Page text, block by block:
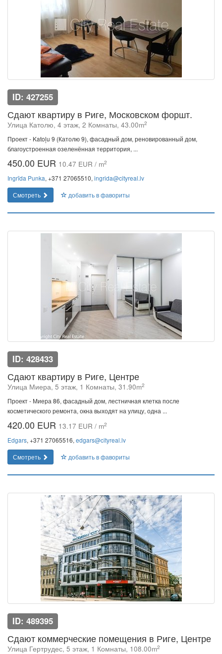
ID: 427255
Сдают квартиру в Риге, Московском форшт.
Улица Католю, 4 этаж, 2 Комнаты, 43.00m2
Проект - Katoļu 9 (Католю 9), фасадный дом, реновированный дом,
благоустроенная озеленённая территория, ...
450.00 EUR 10.47 EUR / m2
Ingrīda Punka, +371 27065510, ingrida@cityreal.lv
Смотреть
добавить в фавориты
ID: 428433
Сдают квартиру в Риге, Центре
Улица Миера, 5 этаж, 1 Комнаты, 31.90m2
Проект - Миера 86, фасадный дом, лестничная клетка после
косметического ремонта, окна выходят на улицу, одна ...
420.00 EUR 13.17 EUR / m2
Edgars, +371 27065516, edgars@cityreal.lv
Смотреть
добавить в фавориты
ID: 489395
Сдают коммерческие помещения в Риге, Центре
Улица Гертрудес, 5 этаж, 1 Комнаты, 108.00m2